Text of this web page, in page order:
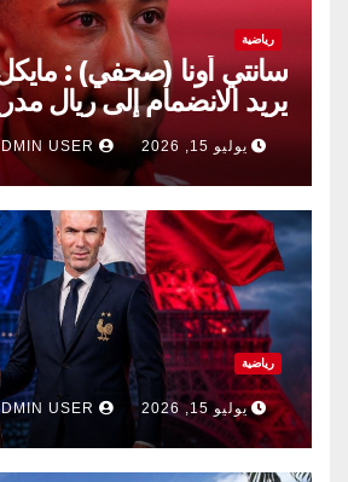
رياضية
سانتي أونا (صحفي) :
يريد الانضمام إلى ريال
الصيف.
يوليو 15, 2026 ADMIN USER
رياضية
يوليو 15, 2026